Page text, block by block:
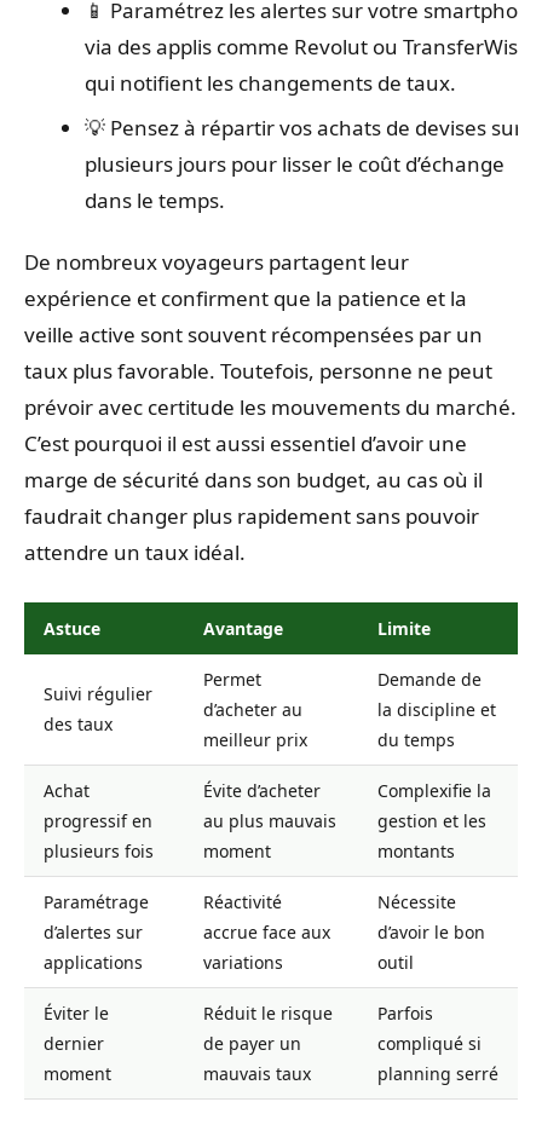
📱 Paramétrez les alertes sur votre smartphone
via des applis comme Revolut ou TransferWise
qui notifient les changements de taux.
💡 Pensez à répartir vos achats de devises sur
plusieurs jours pour lisser le coût d’échange
dans le temps.
De nombreux voyageurs partagent leur
expérience et confirment que la patience et la
veille active sont souvent récompensées par un
taux plus favorable. Toutefois, personne ne peut
prévoir avec certitude les mouvements du marché.
C’est pourquoi il est aussi essentiel d’avoir une
marge de sécurité dans son budget, au cas où il
faudrait changer plus rapidement sans pouvoir
attendre un taux idéal.
Astuce Avantage Limite
Suivi régulier
des taux
Permet
d’acheter au
meilleur prix
Demande de
la discipline et
du temps
Achat
progressif en
plusieurs fois
Évite d’acheter
au plus mauvais
moment
Complexifie la
gestion et les
montants
Paramétrage
d’alertes sur
applications
Réactivité
accrue face aux
variations
Nécessite
d’avoir le bon
outil
Éviter le
dernier
moment
Réduit le risque
de payer un
mauvais taux
Parfois
compliqué si
planning serré